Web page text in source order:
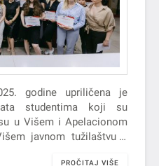
godine upriličena je
studentima koji su
u Višem i Apelacionom
javnom tužilaštvu u
PROČITAJ VIŠE